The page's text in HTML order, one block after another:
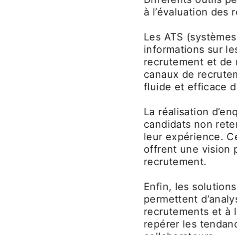
à l’évaluation des
Les ATS
informations sur
recrutement et de
canaux de
fluide et efficace
La réalisation
candidats non
leur expérience.
offrent une vision
recrutement.
Enfin, les
permettent
recrutements et à
repérer les